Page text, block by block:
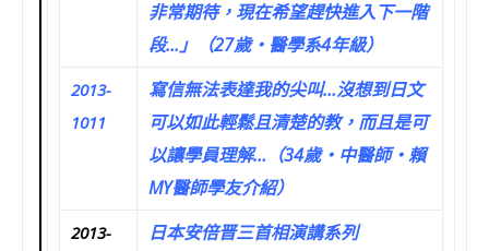
非常期待，現在希望趕快進入下一階
段…」（27歲‧醫學系4年級）
2013-
1011
寫信無法表達我的尖叫…沒想到日文
可以如此輕鬆且清楚的教，而且是可
以讓學員理解…（34歲‧中醫師‧賴
MY醫師學友介紹）
2013-
日本安倍晋三首相演講系列